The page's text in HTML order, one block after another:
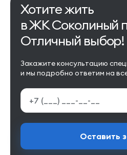
Хотите жить
в ЖК Соколиный
Отличный выбор!
Закажите консультацию
и мы подробно ответим на
Оставить